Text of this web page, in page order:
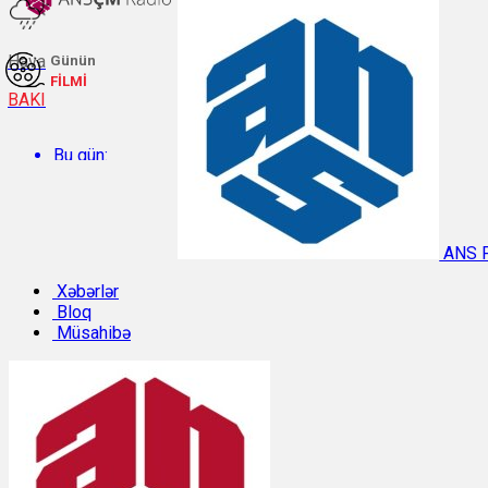
Hava
BAKI
Bu gün:
Temperatur: 30.4°C. Rütubət: 49%.
Sabah:
Günün
FİLMİ
ANS
Xəbərlər
Bloq
Müsahibə